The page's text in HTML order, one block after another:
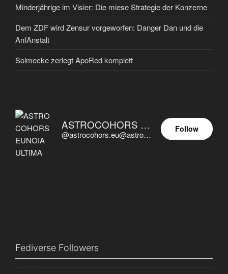
Minderjährige im Visier: Die miese Strategie der Konzerne
Dem ZDF wird Zensur vorgeworfen: Danger Dan und die
AnfAnstalt
Solmecke zerlegt ApoRed komplett
ASTROCOHORS EUNOIA ULTIMA
@astrocohors.eu@astrocohors.eu
Follow
Fediverse Followers